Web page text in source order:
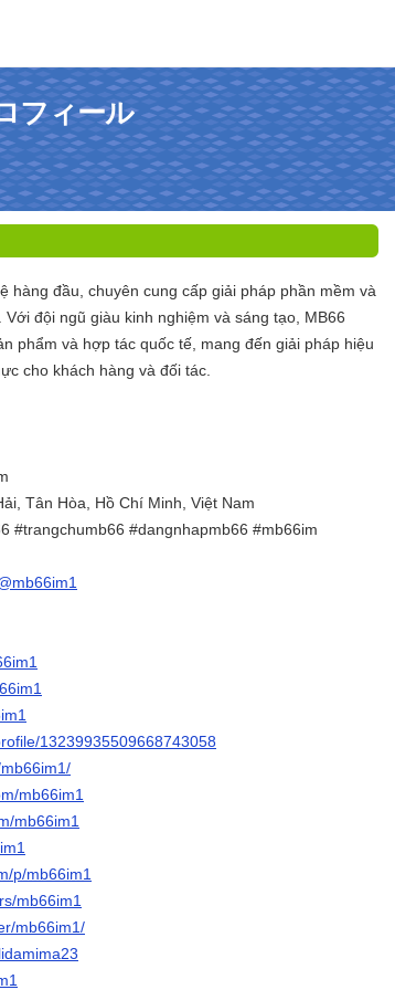
フィール
hàng đầu, chuyên cung cấp giải pháp phần mềm và
đội ngũ giàu kinh nghiệm và sáng tạo, MB66
phẩm và hợp tác quốc tế, mang đến giải pháp hiệu
cho khách hàng và đối tác.
Tân Hòa, Hồ Chí Minh, Việt Nam
#trangchumb66 #dangnhapmb66 #mb66im
13239935509668743058
mb66im1
mb66im1
p/mb66im1
mb66im1
mb66im1/